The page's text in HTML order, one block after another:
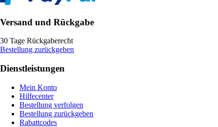
Versand und Rückgabe
30 Tage Rückgaberecht
Bestellung zurückgeben
Dienstleistungen
Mein Konto
Hilfecenter
Bestellung verfolgen
Bestellung zurückgeben
Rabattcodes